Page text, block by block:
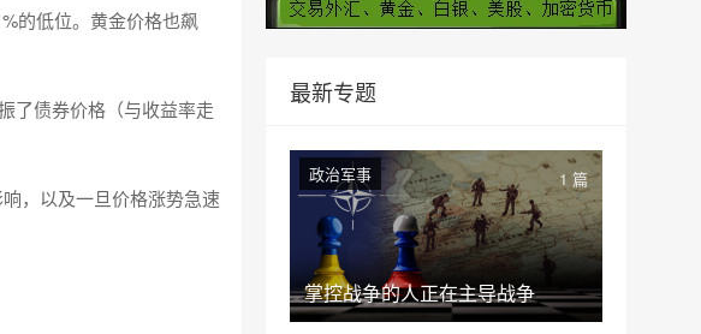
的低位。黄金价格也飙
了债券价格（与收益率走
，以及一旦价格涨势急速
最新专题
掌控战争的人正在主导战争
政治军事 1 篇